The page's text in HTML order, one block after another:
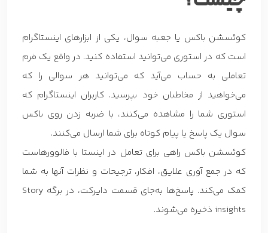
کوئسشن باکس یا جعبه سوال، یکی از ابزارهای اینستاگرام
است که در استوری می‌توانید استفاده کنید. در واقع یک فرم
تعاملی به حساب می‌آید که می‌توانید هر سوالی را که
می‌خواهید از مخاطبان خود بپرسید. کاربران اینستاگرام که
استوری شما را مشاهده می‌کنند، با ضربه زدن روی باکس
سوال یک پاسخ یا پیام کوتاه برای شما ارسال ‌می‌کنند.
کوئسشن باکس راهی برای تعامل در اینستا با فالوورهاست
که در جمع آوری علایق، افکار، ترجیحات و نظرات آنها به شما
کمک می‌کند. پاسخ‌ها به‌جای قسمت دایرکت، در برگه Story
insights ذخیره می‌شوند.